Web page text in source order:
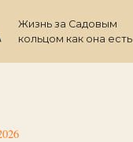
Жизнь за Садовым
кольцом как она есть